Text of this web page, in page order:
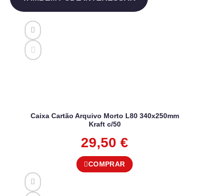
Caixa Cartão Arquivo Morto L80 340x250mm
Kraft c/50
29,50 €
COMPRAR